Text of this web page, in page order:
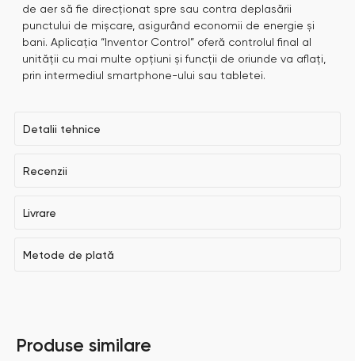
de aer să fie direcționat spre sau contra deplasării
punctului de mișcare, asigurând economii de energie și
bani. Aplicația “Inventor Control” oferă controlul final al
unității cu mai multe opțiuni și funcții de oriunde va aflați,
prin intermediul smartphone-ului sau tabletei.
Detalii tehnice
Recenzii
Livrare
Metode de plată
Produse similare